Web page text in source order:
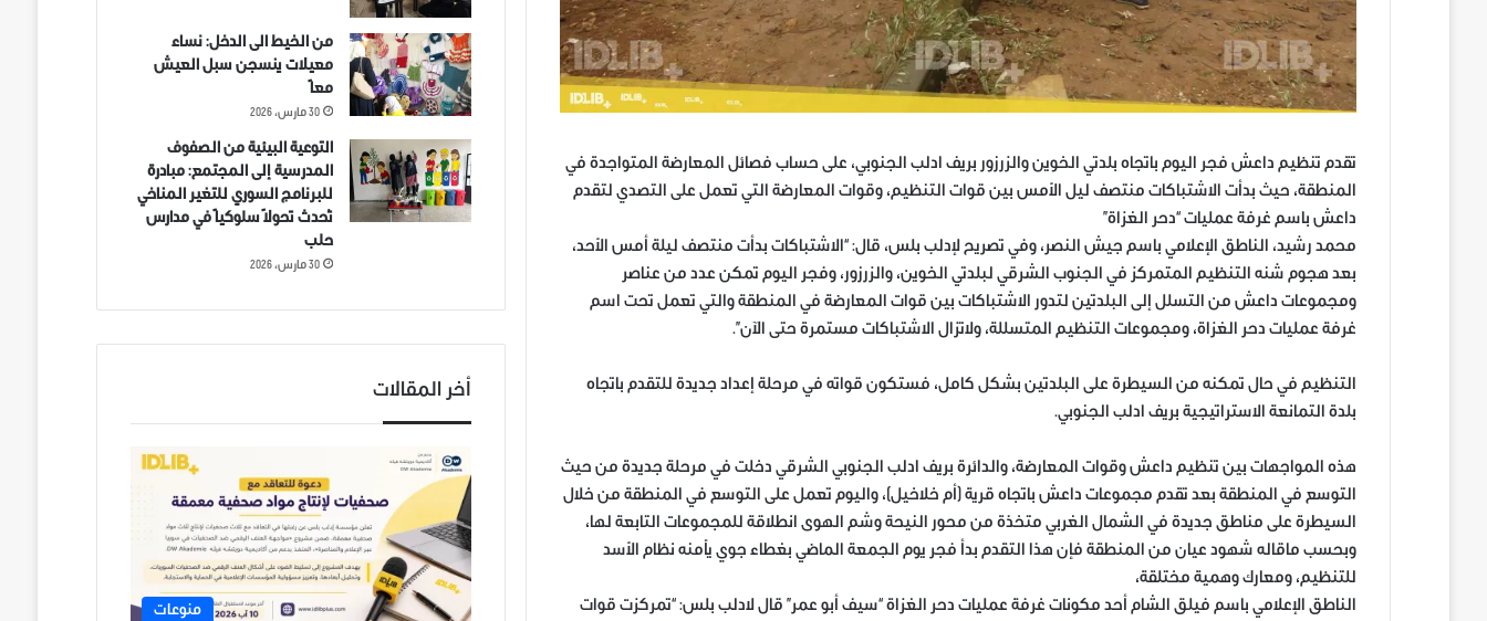
تقدم تنظيم داعش فجر اليوم باتجاه بلدتي الخوين والزرزور بريف ادلب الجنوبي، على حساب فصائل المعارضة المتواجدة في
المنطقة، حيث بدأت الاشتباكات منتصف ليل الأمس بين قوات التنظيم، وقوات المعارضة التي تعمل على التصدي لتقدم
داعش باسم غرفة عمليات “دحر الغزاة”
محمد رشيد، الناطق الإعلامي باسم جيش النصر، وفي تصريح لإدلب بلس، قال: “الاشتباكات بدأت منتصف ليلة أمس الأحد،
بعد هجوم شنه التنظيم المتمركز في الجنوب الشرقي لبلدتي الخوين، والزرزور، وفجر اليوم تمكن عدد من عناصر
ومجموعات داعش من التسلل إلى البلدتين لتدور الاشتباكات بين قوات المعارضة في المنطقة والتي تعمل تحت اسم
غرفة عمليات دحر الغزاة، ومجموعات التنظيم المتسللة، ولاتزال الاشتباكات مستمرة حتى الآن”.
التنظيم في حال تمكنه من السيطرة على البلدتين بشكل كامل، فستكون قواته في مرحلة إعداد جديدة للتقدم باتجاه
بلدة التمانعة الاستراتيجية بريف ادلب الجنوبي.
هذه المواجهات بين تنظيم داعش وقوات المعارضة، والدائرة بريف ادلب الجنوبي الشرقي دخلت في مرحلة جديدة من حيث
التوسع في المنطقة بعد تقدم مجموعات داعش باتجاه قرية (أم خلاخيل)، واليوم تعمل على التوسع في المنطقة من خلال
السيطرة على مناطق جديدة في الشمال الغربي متخذة من محور النيحة وشم الهوى انطلاقة للمجموعات التابعة لها،
وبحسب ماقاله شهود عيان من المنطقة فإن هذا التقدم بدأ فجر يوم الجمعة الماضي بغطاء جوي يأمنه نظام الأسد
للتنظيم، ومعارك وهمية مختلقة،
الناطق الإعلامي باسم فيلق الشام أحد مكونات غرفة عمليات دحر الغزاة “سيف أبو عمر” قال لادلب بلس: “تمركزت قوات
من الخيط الى الدخل: نساء
معيلات ينسجن سبل العيش
معاً
30 مارس، 2026
التوعية البيئية من الصفوف
المدرسية إلى المجتمع: مبادرة
للبرنامج السوري للتغير المناخي
تُحدث تحولاً سلوكياً في مدارس
حلب
30 مارس، 2026
أخر المقالات
منوعات